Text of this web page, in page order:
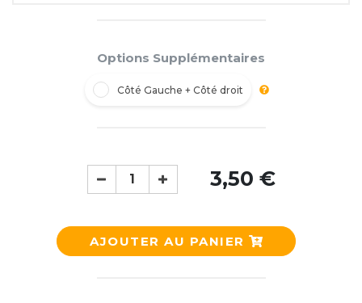
Options Supplémentaires
Côté Gauche + Côté droit
3,50 €
AJOUTER AU PANIER